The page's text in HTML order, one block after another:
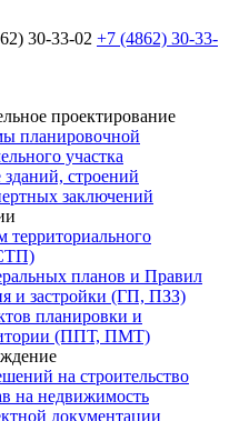
30-33-02 +7 (4862) 30-33-
проектирование
планировочной
участка
строений
заключений
территориального
планов и Правил
и застройки (ГП, ПЗЗ)
планировки и
(ППТ, ПМТ)
на строительство
на недвижимость
документации